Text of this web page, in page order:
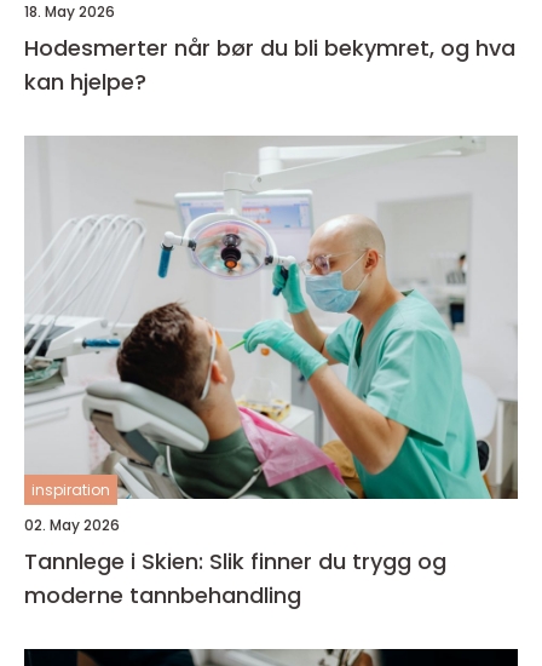
18. May 2026
Hodesmerter når bør du bli bekymret, og hva
kan hjelpe?
inspiration
02. May 2026
Tannlege i Skien: Slik finner du trygg og
moderne tannbehandling